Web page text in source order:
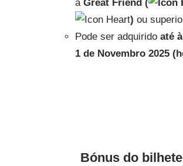
a Great Friend (
) ou
Pode ser adquirido até
1 de Novembro 2025
Bónus do bilhete